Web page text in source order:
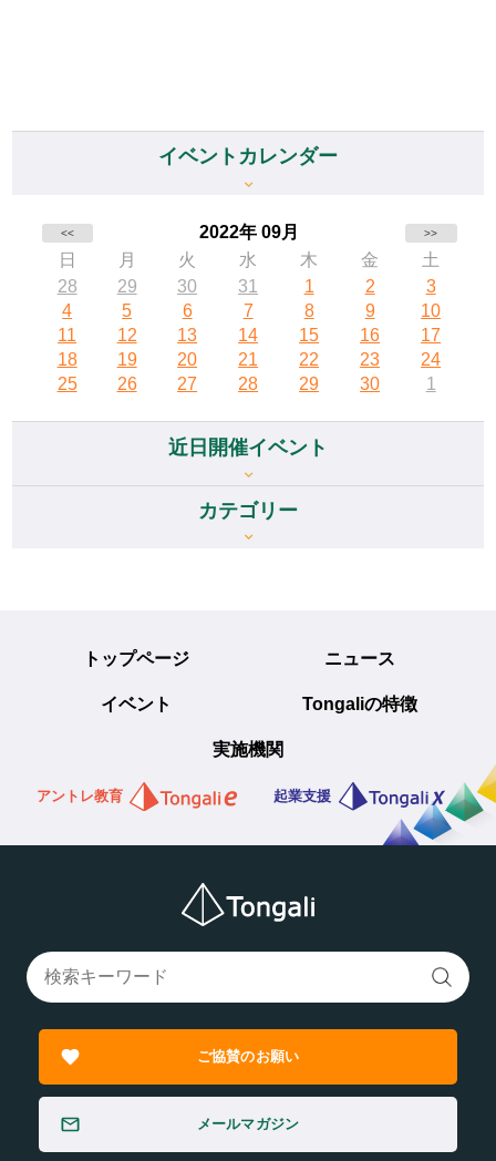
イベントカレンダー
<< 2022年 09月 >>
日 月 火 水 木 金
土
28
29 30 31 1 2
3
4
5 6 7 8 9
10
11
12 13 14 15 16
17
18
19 20 21 22 23
24
25
26 27 28 29 30 1
近日開催イベント
カテゴリー
トップページ ニュース
イベント Tongaliの特徴
実施機関
アントレ教育 起業支援
ご協賛のお願い
メールマガジン